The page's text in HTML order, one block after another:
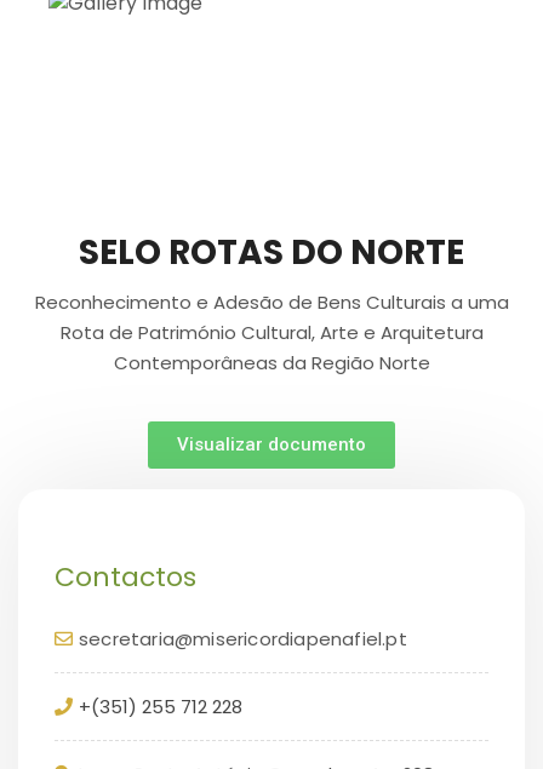
SELO ROTAS DO NORTE
Reconhecimento e Adesão de Bens Culturais a uma
Rota de Património Cultural, Arte e Arquitetura
Contemporâneas da Região Norte
Visualizar documento
Contactos
secretaria@misericordiapenafiel.pt
+(351) 255 712 228